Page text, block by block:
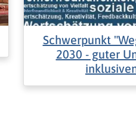
Schwerpunkt
2030 - guter